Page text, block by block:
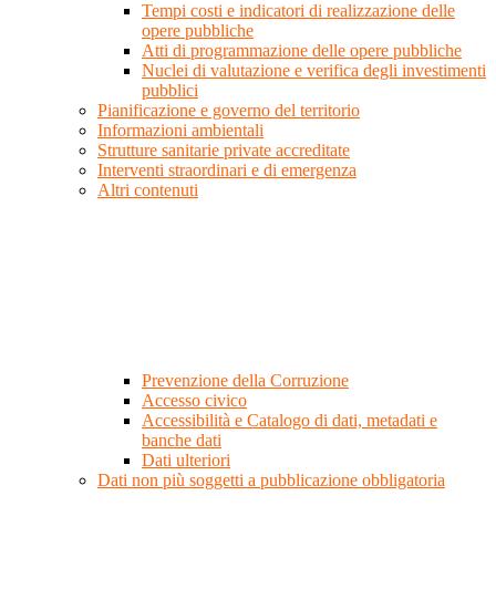
Tempi costi e indicatori di realizzazione delle
opere pubbliche
Atti di programmazione delle opere pubbliche
Nuclei di valutazione e verifica degli investimenti
pubblici
Pianificazione e governo del territorio
Informazioni ambientali
Strutture sanitarie private accreditate
Interventi straordinari e di emergenza
Altri contenuti
Prevenzione della Corruzione
Accesso civico
Accessibilità e Catalogo di dati, metadati e
banche dati
Dati ulteriori
Dati non più soggetti a pubblicazione obbligatoria